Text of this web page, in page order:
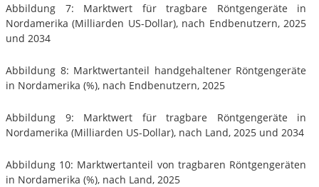
Abbildung 7: Marktwert für tragbare Röntgengeräte in
Nordamerika (Milliarden US-Dollar), nach Endbenutzern, 2025
und 2034
Abbildung 8: Marktwertanteil handgehaltener Röntgengeräte
in Nordamerika (%), nach Endbenutzern, 2025
Abbildung 9: Marktwert für tragbare Röntgengeräte in
Nordamerika (Milliarden US-Dollar), nach Land, 2025 und 2034
Abbildung 10: Marktwertanteil von tragbaren Röntgengeräten
in Nordamerika (%), nach Land, 2025